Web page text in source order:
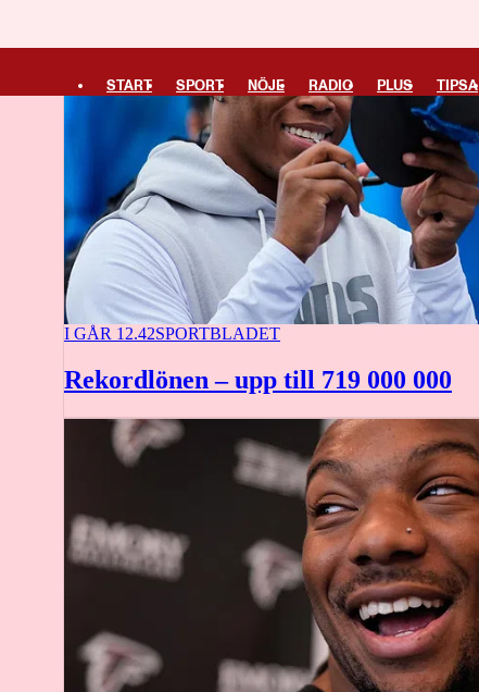
START SPORT NÖJE RADIO PLUS TIPSA
I GÅR 12.42SPORTBLADET
Rekordlönen – upp till 719 000 000